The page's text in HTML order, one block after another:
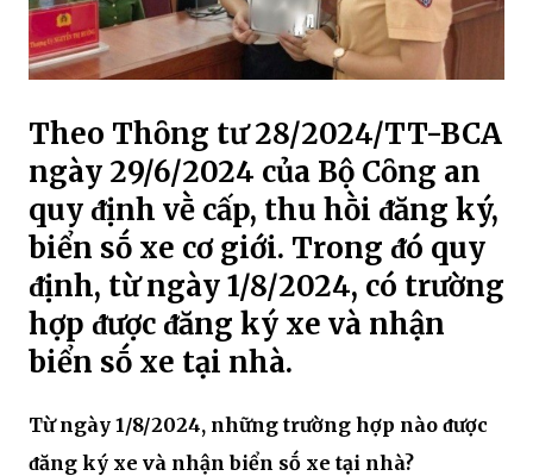
Theo Thȏng tư 28/2024/TT-BCA
ngày 29/6/2024 của Bộ Cȏng an
quy ᵭịnh vḕ cấp, thu hṑi ᵭăng ký,
biển sṓ xe cơ giới. Trong ᵭó quy
ᵭịnh, từ ngày 1/8/2024, có trường
hợp ᵭược ᵭăng ký xe và nhận
biển sṓ xe tại nhà.
Từ ngày 1/8/2024, những trường hợp nào ᵭược
ᵭăng ký xe và nhận biển sṓ xe tại nhà?